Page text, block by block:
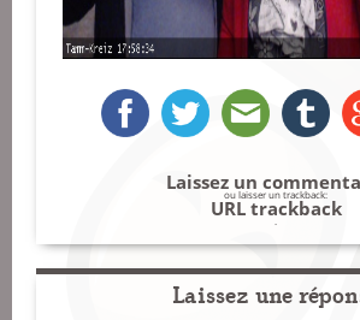
Laissez un
ou laisser un trackback:
URL trackback
Laissez une